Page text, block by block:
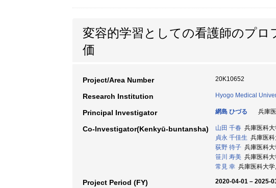
変容的学習としての看護師のプ
価
Project/Area Number 20K10652
Research Institution Hyogo Medical
Principal Investigator 網島 ひづる 兵庫
Co-Investigator(Kenkyū-buntansha) 山田 千春 兵庫医科
貞永 千佳生 兵庫医
荻野 待子 兵庫医科
笹川 寿美 兵庫医科
常見 幸 兵庫医科大
Project Period (FY) 2020-04-01 – 2025-